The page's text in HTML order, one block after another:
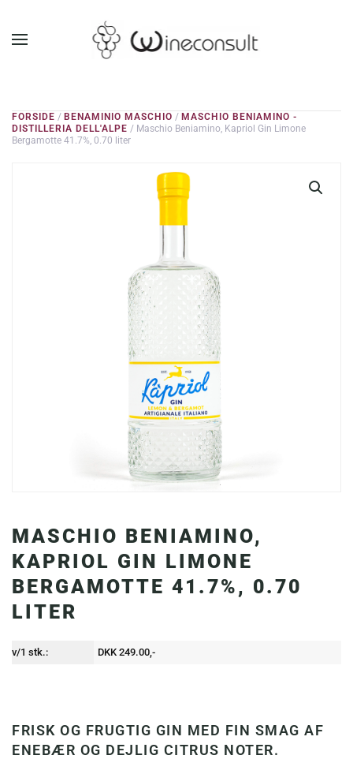
GÅ TIL HOVEDINDHOLD
FORSIDE / BENAMINIO MASCHIO / MASCHIO BENIAMINO -
DISTILLERIA DELL'ALPE / Maschio Beniamino, Kapriol Gin Limone
Bergamotte 41.7%, 0.70 liter
MASCHIO BENIAMINO,
KAPRIOL GIN LIMONE
BERGAMOTTE 41.7%, 0.70
LITER
v/1 stk.: DKK 249.00,-
FRISK OG FRUGTIG GIN MED FIN SMAG AF
ENEBÆR OG DEJLIG CITRUS NOTER.